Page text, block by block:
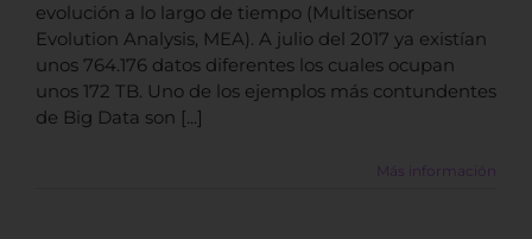
evolución a lo largo de tiempo (Multisensor
Evolution Analysis, MEA). A julio del 2017 ya existían
unos 764.176 datos diferentes los cuales ocupan
unos 172 TB. Uno de los ejemplos más contundentes
de Big Data son [...]
Más información